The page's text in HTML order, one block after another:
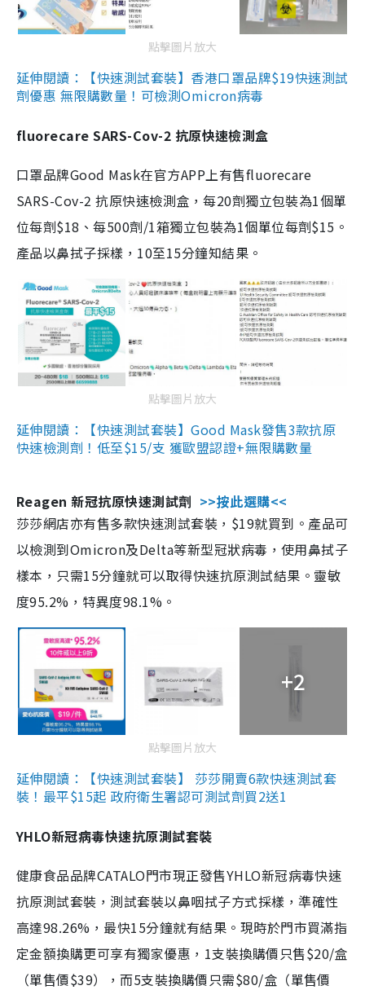
點擊圖片放大
延伸閱讀：【快速測試套裝】香港口罩品牌$19快速測試
劑優惠 無限購數量！可檢測Omicron病毒
fluorecare SARS-Cov-2 抗原快速檢測盒
口罩品牌Good Mask在官方APP上有售fluorecare
SARS-Cov-2 抗原快速檢測盒，每20劑獨立包裝為1個單
位每劑$18、每500劑/1箱獨立包裝為1個單位每劑$15。
產品以鼻拭子採樣，10至15分鐘知結果。
點擊圖片放大
延伸閱讀：【快速測試套裝】Good Mask發售3款抗原
快速檢測劑！低至$15/支 獲歐盟認證+無限購數量
Reagen 新冠抗原快速測試劑 >>按此選購<<
莎莎網店亦有售多款快速測試套裝，$19就買到。產品可
以檢測到Omicron及Delta等新型冠狀病毒，使用鼻拭子
樣本，只需15分鐘就可以取得快速抗原測試結果。靈敏
度95.2%，特異度98.1%。
+2
點擊圖片放大
延伸閱讀：【快速測試套裝】 莎莎開賣6款快速測試套
裝！最平$15起 政府衛生署認可測試劑買2送1
YHLO新冠病毒快速抗原測試套裝
健康食品品牌CATALO門市現正發售YHLO新冠病毒快速
抗原測試套裝，測試套裝以鼻咽拭子方式採樣，準確性
高達98.26%，最快15分鐘就有結果。現時於門市買滿指
定金額換購更可享有獨家優惠，1支裝換購價只售$20/盒
（單售價$39），而5支裝換購價只需$80/盒（單售價